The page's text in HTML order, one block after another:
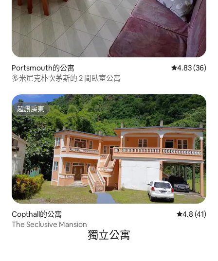
Portsmouth的公寓 從 36 則評價
4.83 (36)
多米尼克朴次茅斯的 2 間臥室公寓
超讚房東
超讚房東
Copthall的公寓 從 41 則評
4.8 (41)
The Seclusive Mansion
獨立公寓